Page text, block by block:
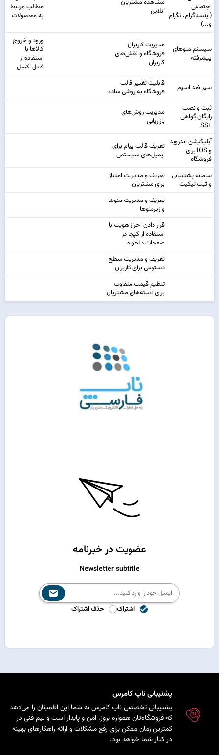
اجتماعی
(اینستاگرام، تگرام
و...)
مشاهده مشتریان
آنلاین
مطالب مرتبط
به محصولات
سیستم منوهای
پیشرفته
مدیریت کاربران
فروشگاه و نقش‌های
کاربران
ورود و خروج
کالا‌ها با
استفاده از
فایل اکسل
سپر ضد اسپم
قابلیت تغییر قالب
فروشگاه به روشی ساده
ثبت و نصب
رایگان گواهی
SSL
مدیریت روش‌های
بازاریابی
آپلیکیشن اندروید
و IOS برای
فروشگاه
تعریف قالب پیام برای
ایمیل‌های سیستمی
سامانه پشتیبانی
و ثبت تیکیت
تعریف و مدیریت امتیاز
برای مشتریان
تعریف و مدیریت منوها
و زیرمنوها
قرار دادن احراز هویت با
استفاده از کپچا در
صفحات دلخواه
تعریف و مدیریت سطح
دسترسی برای کاربران
تنظیم قیمت متفاوت
برای دسته‌های مشتریان
عضویت در خبرنامه
Newsletter subtitle
اشتراک حذف اشتراک
پشتیبانی ناپ کامرس
پشتیبانی تخصصی ناپ کامرس به شما این اطمینان را می‌دهد
که فروشگاه‌تان همواره بروز، امن و پایدار است و تیم فنی در
کمترین زمان ممکن برای رفع مشکلات و ارائه راهکارهای بهینه
در کنار شما خواهد بود.